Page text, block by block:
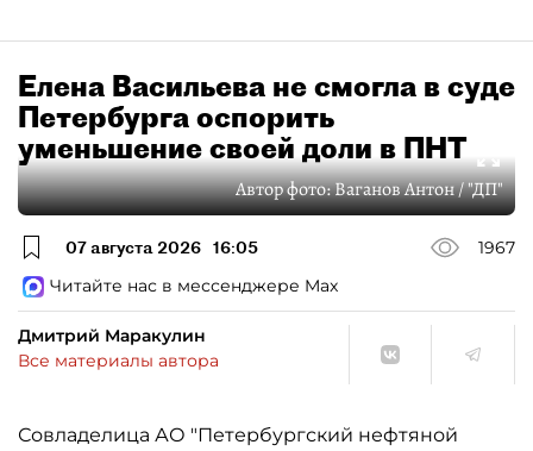
Елена Васильева не смогла в суде
Петербурга оспорить
уменьшение своей доли в ПНТ
Автор фото:Ваганов Антон / "ДП"
07 августа 2026 16:05
1967
Читайте нас в мессенджере Max
Дмитрий Маракулин
Все материалы автора
Совладелица АО "Петербургский нефтяной